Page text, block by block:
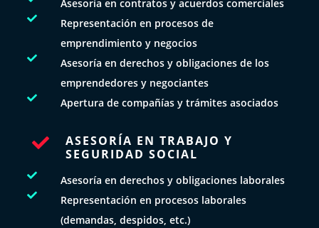
Asesoría en contratos y acuerdos comerciales

Representación en procesos de
emprendimiento y negocios

Asesoría en derechos y obligaciones de los
emprendedores y negociantes
 Apertura de compañías y trámites asociados

ASESORÍA EN TRABAJO Y
SEGURIDAD SOCIAL
 Asesoría en derechos y obligaciones laborales

Representación en procesos laborales
(demandas, despidos, etc.)